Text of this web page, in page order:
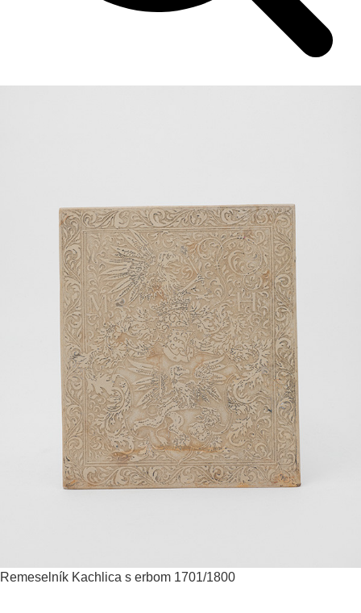
Remeselník Kachlica s erbom 1701/1800